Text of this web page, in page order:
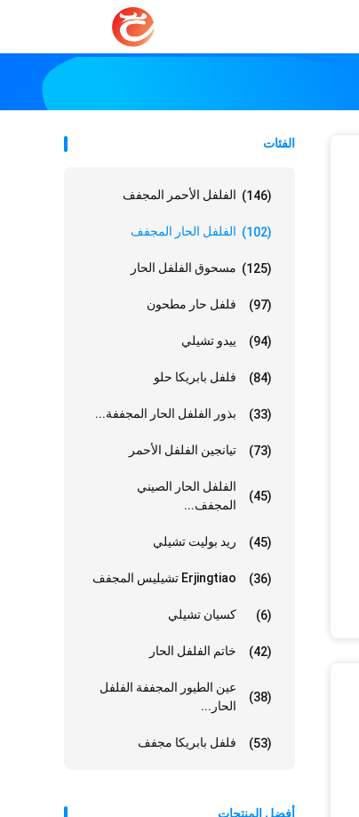
الفئات
الفلفل الأحمر المجفف (146)
الفلفل الحار المجفف (102)
مسحوق الفلفل الحار (125)
فلفل حار مطحون (97)
ييدو تشيلي (94)
فلفل بابريكا حلو (84)
بذور الفلفل الحار المجففة... (33)
تيانجين الفلفل الأحمر (73)
الفلفل الحار الصيني
المجفف...
(45)
ريد بوليت تشيلي (45)
Erjingtiao تشيليس المجفف (36)
كسيان تشيلي (6)
خاتم الفلفل الحار (42)
عين الطيور المجففة الفلفل
الحار...
(38)
فلفل بابريكا مجفف (53)
أفضل المنتجات